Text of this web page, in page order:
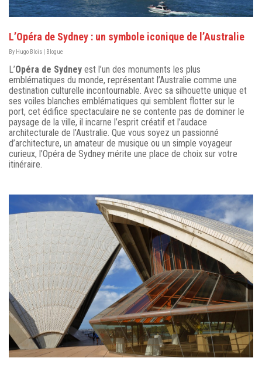
L’Opéra de Sydney : un symbole iconique de l’Australie
By Hugo Blois Blogue
L’Opéra de Sydney est l’un des monuments les plus
emblématiques du monde, représentant l’Australie comme une
destination culturelle incontournable. Avec sa silhouette unique et
ses voiles blanches emblématiques qui semblent flotter sur le
port, cet édifice spectaculaire ne se contente pas de dominer le
paysage de la ville, il incarne l’esprit créatif et l’audace
architecturale de l’Australie. Que vous soyez un passionné
d’architecture, un amateur de musique ou un simple voyageur
curieux, l’Opéra de Sydney mérite une place de choix sur votre
itinéraire.